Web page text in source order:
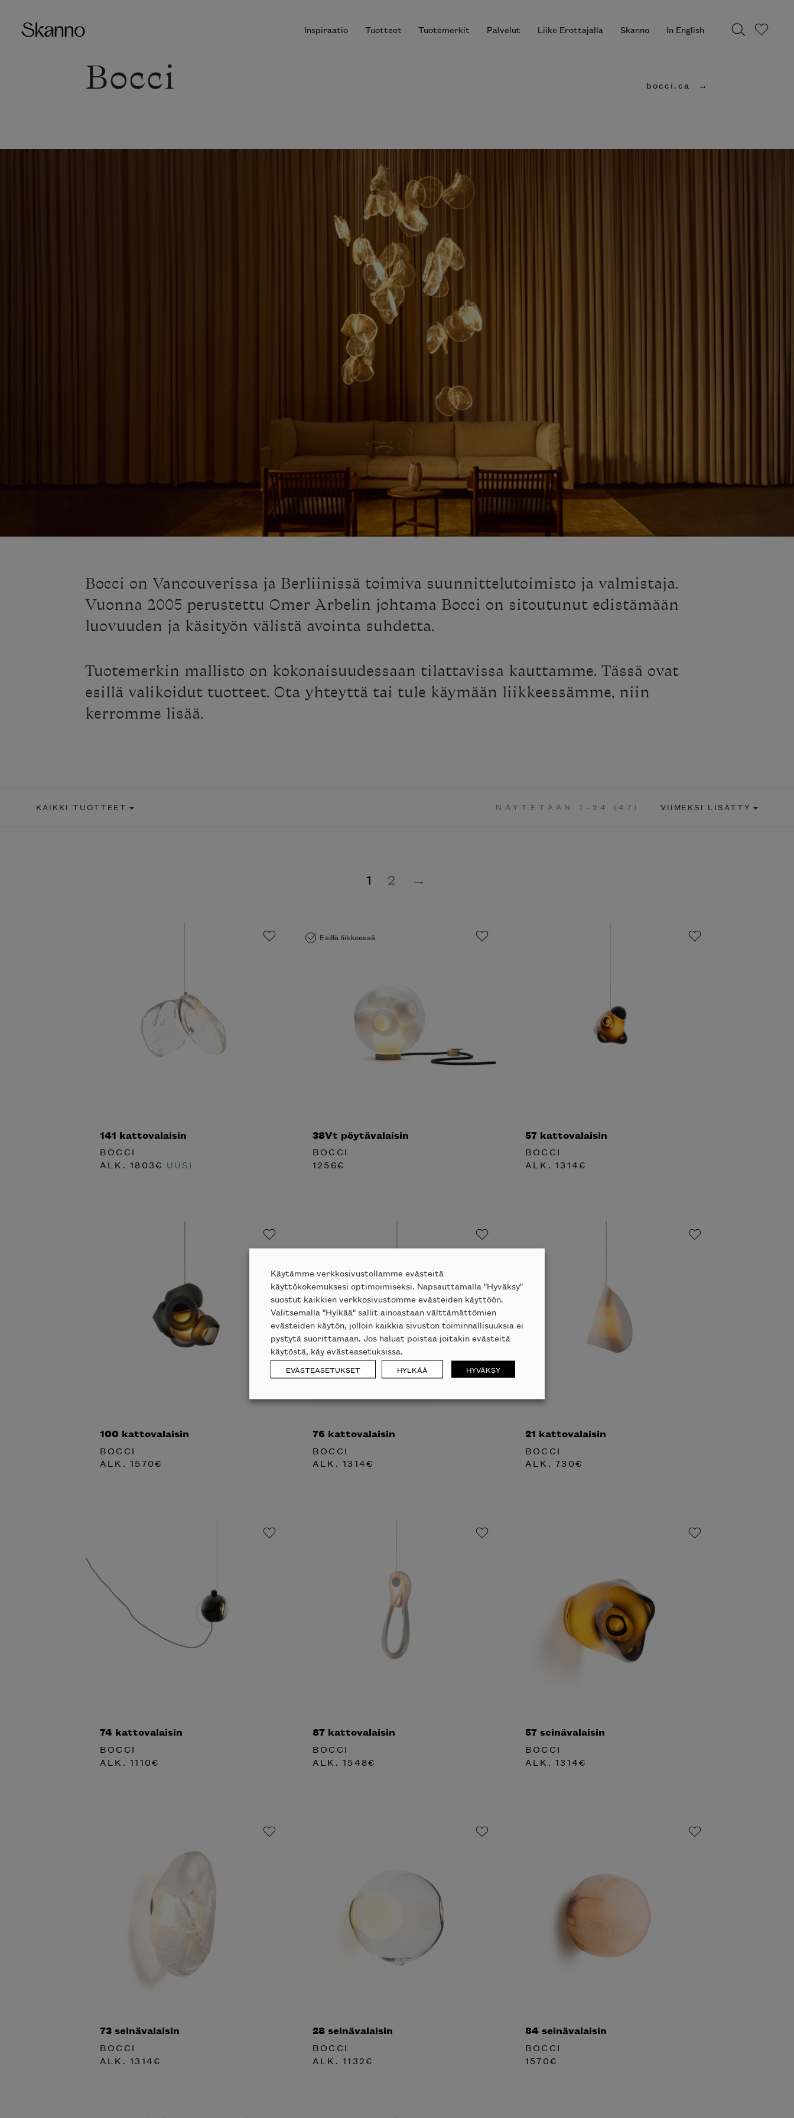
Inspiraatio Tuotteet Tuotemerkit Palvelut Liike Erottajalla Skanno In English
Haku
Bocci bocci.ca
Bocci on Vancouverissa ja Berliinissä toimiva suunnittelutoimisto ja valmistaja.
Vuonna 2005 perustettu Omer Arbelin johtama Bocci on sitoutunut edistämään
luovuuden ja käsityön välistä avointa suhdetta.
Tuotemerkin mallisto on kokonaisuudessaan tilattavissa kauttamme. Tässä ovat
esillä valikoidut tuotteet. Ota yhteyttä tai tule käymään liikkeessämme, niin
kerromme lisää.
KAIKKI TUOTTEET NÄYTETÄÄN 1–24 (47) VIIMEKSI LISÄTTY
1 2 →
141 kattovalaisin
BOCCI
ALK.1803€ UUSI
Esillä liikkeessä
38Vt pöytävalaisin
BOCCI
1256€
57 kattovalaisin
BOCCI
ALK.1314€
100 kattovalaisin
BOCCI
ALK.1570€
76 kattovalaisin
BOCCI
ALK.1314€
21 kattovalaisin
BOCCI
ALK.730€
74 kattovalaisin
BOCCI
ALK.1110€
87 kattovalaisin
BOCCI
ALK.1548€
57 seinävalaisin
BOCCI
ALK.1314€
73 seinävalaisin
BOCCI
ALK.1314€
28 seinävalaisin
BOCCI
ALK.1132€
84 seinävalaisin
BOCCI
1570€
Käytämme verkkosivustollamme evästeitä
käyttökokemuksesi optimoimiseksi. Napsauttamalla "Hyväksy"
suostut kaikkien verkkosivustomme evästeiden käyttöön.
Valitsemalla "Hylkää" sallit ainoastaan välttämättömien
evästeiden käytön, jolloin kaikkia sivuston toiminnallisuuksia ei
pystytä suorittamaan. Jos haluat poistaa joitakin evästeitä
käytöstä, käy evästeasetuksissa.
EVÄSTEASETUKSET HYLKÄÄ HYVÄKSY